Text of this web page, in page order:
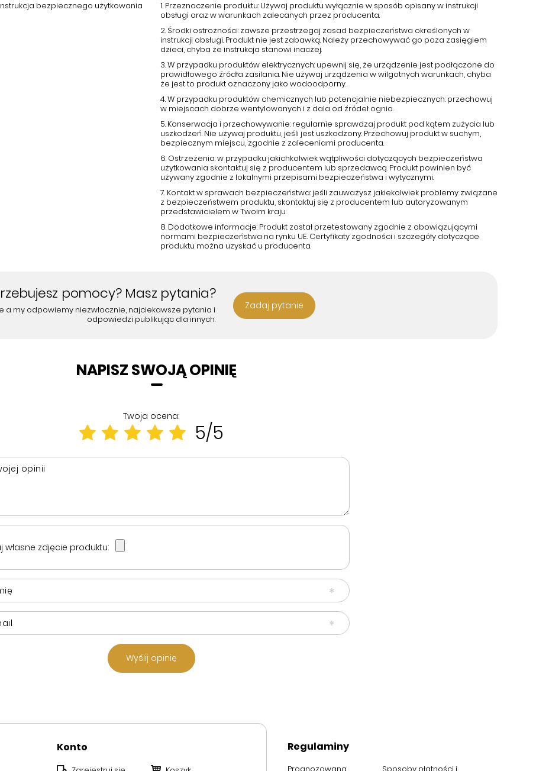
bezpiecznego użytkowania
1. Przeznaczenie produktu: Używaj produktu wyłącznie w sposób opisany w instrukcji
obsługi oraz w warunkach zalecanych przez producenta.
2. Środki ostrożności: zawsze przestrzegaj zasad bezpieczeństwa określonych w
instrukcji obsługi. Produkt nie jest zabawką. Należy przechowywać go poza zasięgiem
dzieci, chyba że instrukcja stanowi inaczej.
3. W przypadku produktów elektrycznych: upewnij się, że urządzenie jest podłączone do
prawidłowego źródła zasilania. Nie używaj urządzenia w wilgotnych warunkach, chyba
że jest to produkt oznaczony jako wodoodporny.
4. W przypadku produktów chemicznych lub potencjalnie niebezpiecznych: przechowuj
w miejscach dobrze wentylowanych i z dala od źródeł ognia.
5. Konserwacja i przechowywanie: regularnie sprawdzaj produkt pod kątem zużycia lub
uszkodzeń. Nie używaj produktu, jeśli jest uszkodzony. Przechowuj produkt w suchym,
bezpiecznym miejscu, zgodnie z zaleceniami producenta.
6. Ostrzeżenia: w przypadku jakichkolwiek wątpliwości dotyczących bezpieczeństwa
użytkowania skontaktuj się z producentem lub sprzedawcą. Produkt powinien być
używany zgodnie z lokalnymi przepisami bezpieczeństwa i wytycznymi.
7. Kontakt w sprawach bezpieczeństwa: jeśli zauważysz jakiekolwiek problemy związane
z bezpieczeństwem produktu, skontaktuj się z producentem lub autoryzowanym
przedstawicielem w Twoim kraju.
8. Dodatkowe informacje: Produkt został przetestowany zgodnie z obowiązującymi
normami bezpieczeństwa na rynku UE. Certyfikaty zgodności i szczegóły dotyczące
produktu można uzyskać u producenta.
pomocy? Masz pytania?
a my odpowiemy niezwłocznie, najciekawsze pytania i
odpowiedzi publikując dla innych.
Zadaj pytanie
NAPISZ SWOJĄ OPINIĘ
Twoja ocena:
5/5
opinii
własne zdjęcie produktu:
Wyślij opinię
Konto Regulaminy